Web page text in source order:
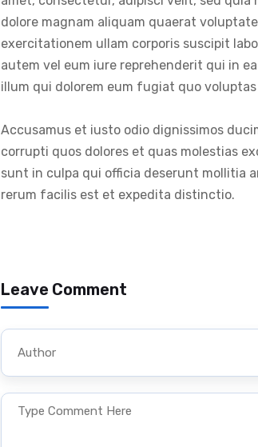
dolore magnam aliquam quaerat
exercitationem ullam corporis suscipit
autem vel eum iure reprehenderit qui in
illum qui dolorem eum fugiat quo
Accusamus et iusto odio dignissimos
corrupti quos dolores et quas molestias
sunt in culpa qui officia deserunt mollitia
rerum facilis est et expedita distinctio.
Leave Comment